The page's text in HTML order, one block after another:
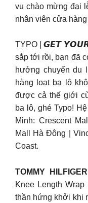
vu chào mừng đại
nhân viên cửa
TYPO | 𝙂𝙀𝙏
sắp tới rồi, bạn đã
hưởng chuyến du
hàng loạt ba lô
được cả thế giới
ba lô, ghé Typo!
Minh: Crescent
Mall Hà Đông |
Coast.
TOMMY
Knee Length
thần hứng khởi khi